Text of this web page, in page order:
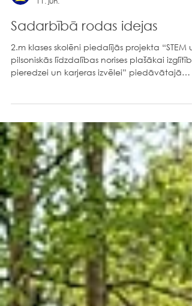
Jēkabpils 2. vidusskola
Sadarbībā rodas idejas
nodarbībā – “SADARBNĪCA”, kurā caur stāstu
un praktiskām aktivitātēm attīstīja radošo
domāšanu un sadarbības prasmes.
Nodarbības “SADARBNĪCA” sākumā bērni
iepazinās ar mākslinieces Elīnas Brasliņas
ilustrētu stāstu par Jāņtārpiņu – drosmīgu
kurš, sadarbojoties ar citiem, īstenoja savas
idejas. Stāsts rosināja skolēnus domāt par